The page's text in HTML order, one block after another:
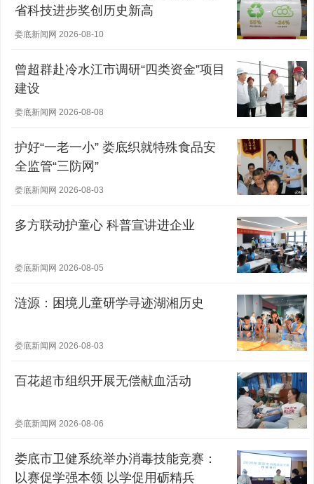
省科技进步奖创历史新高
娄底新闻网 2026-08-10
曾超群赴冷水江市调研“四类资金”项目
建设
娄底新闻网 2026-08-08
护好“一老一小” 娄底织就特殊食品安
全监管“三防网”
娄底新闻网 2026-08-03
多方联动护童心 科普宣讲进企业
娄底新闻网 2026-08-05
涟源：困境儿童研学寻迹湖湘历史
娄底新闻网 2026-08-03
百花超市组织开展无偿献血活动
娄底新闻网 2026-08-06
娄底市卫健系统举办消毒技能竞赛：
以赛促学强本领 以学促用砺精兵